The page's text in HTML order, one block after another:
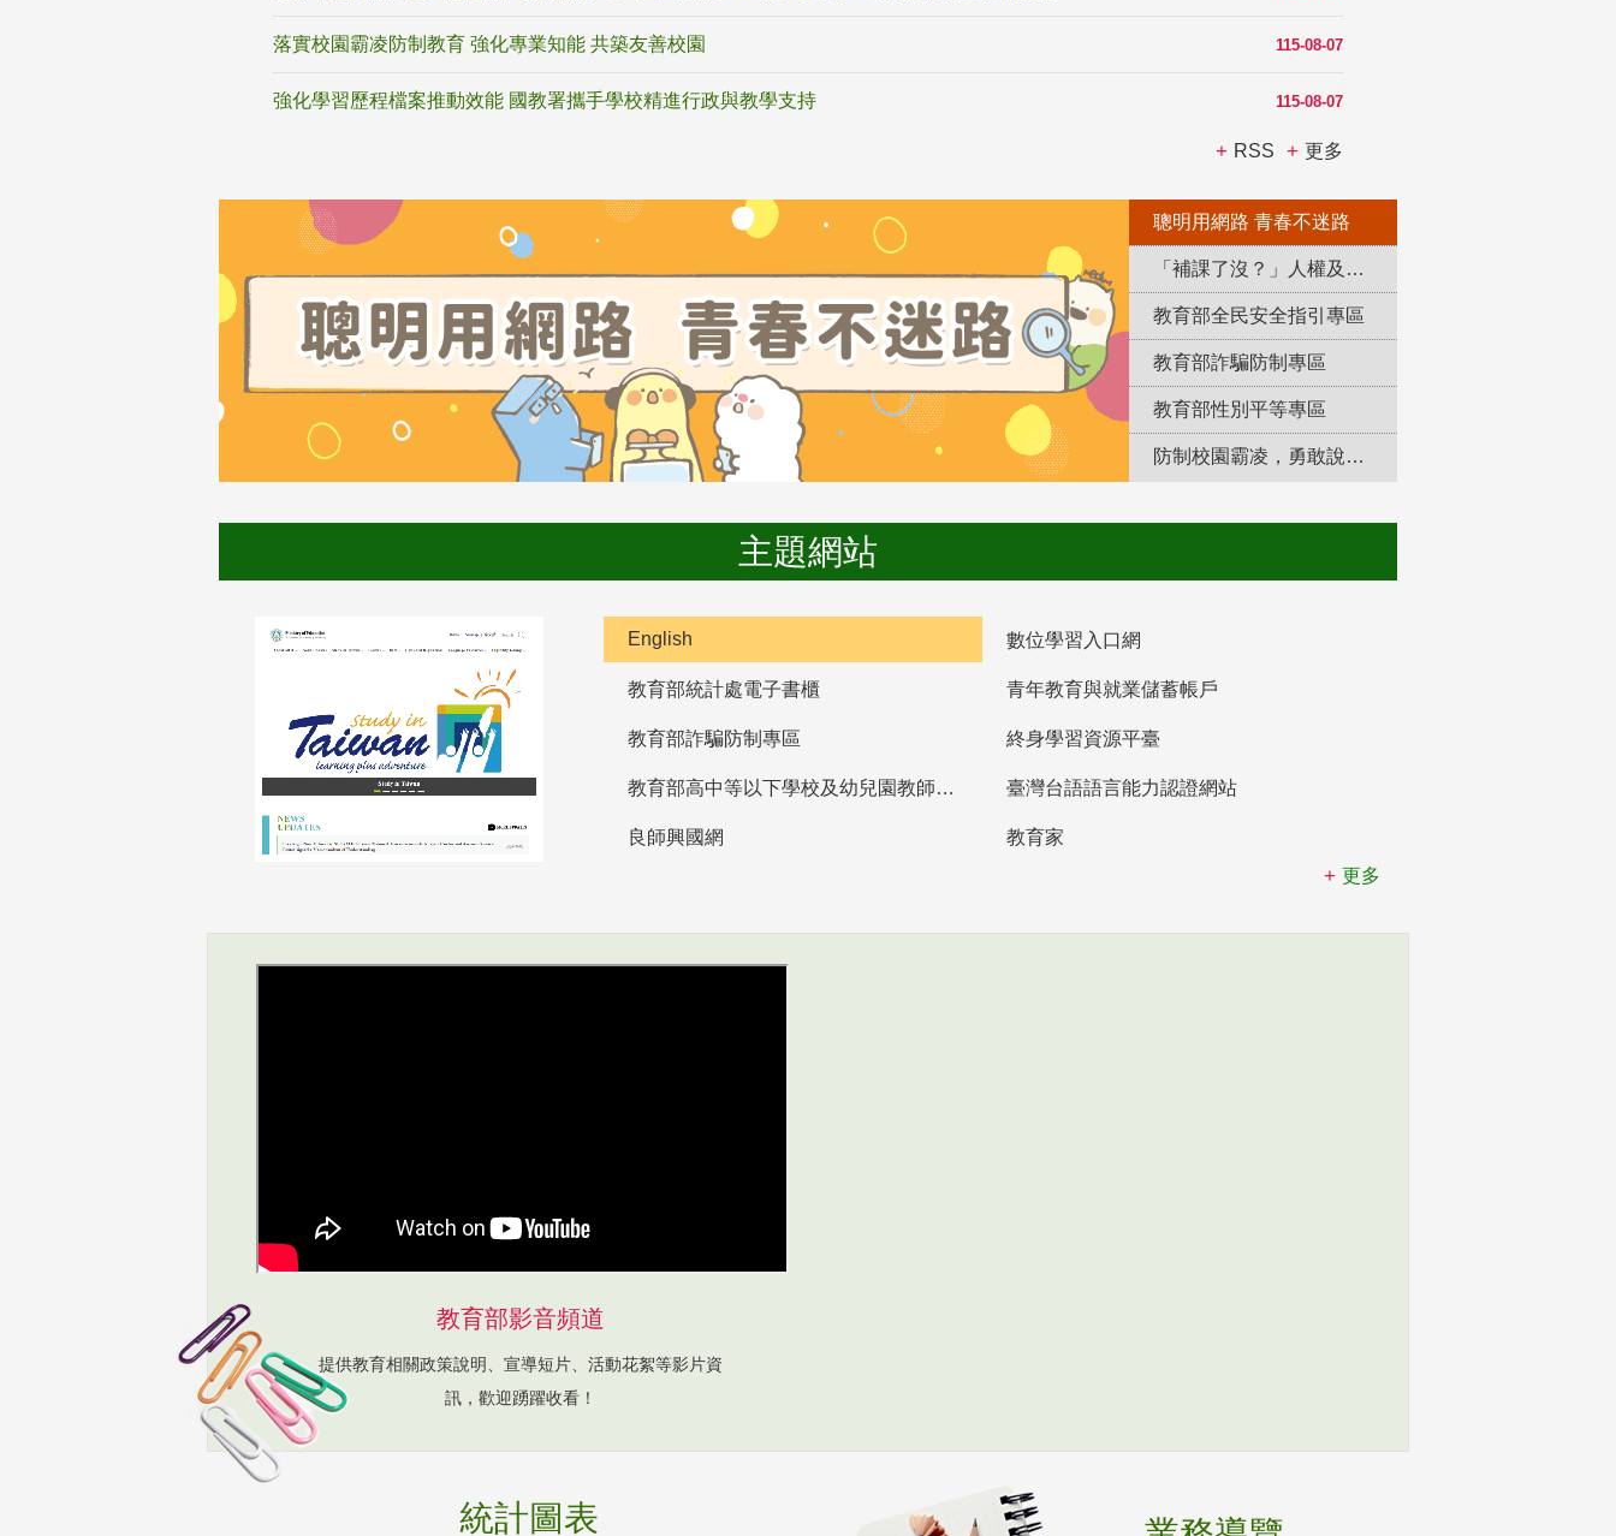
115-08-07
落實校園霸凌防制教育 強化專業知能 共築友善校園
115-08-07
強化學習歷程檔案推動效能 國教署攜手學校精進行政與教學支持
RSS 更多
聰明用網路 青春不迷路
「補課了沒？」人權及轉型正義教育專區
教育部全民安全指引專區
教育部詐騙防制專區
教育部性別平等專區
防制校園霸凌，勇敢說出來！
主題網站
English 數位學習入口網
教育部統計處電子書櫃 青年教育與就業儲蓄帳戶
教育部詐騙防制專區 終身學習資源平臺
教育部高中等以下學校及幼兒園教師資格檢定考試 臺灣台語語言能力認證網站
良師興國網
教育家
更多
教育部影音頻道
提供教育相關政策說明、宣導短片、活動花絮等影片資
訊，歡迎踴躍收看！
統計圖表